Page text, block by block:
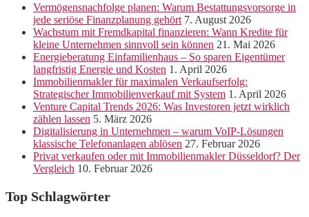
Vermögensnachfolge planen: Warum Bestattungsvorsorge in
jede seriöse Finanzplanung gehört 7. August 2026
Wachstum mit Fremdkapital finanzieren: Wann Kredite für
kleine Unternehmen sinnvoll sein können 21. Mai 2026
Energieberatung Einfamilienhaus – So sparen Eigentümer
langfristig Energie und Kosten 1. April 2026
Immobilienmakler für maximalen Verkaufserfolg:
Strategischer Immobilienverkauf mit System 1. April 2026
Venture Capital Trends 2026: Was Investoren jetzt wirklich
zählen lassen 5. März 2026
Digitalisierung in Unternehmen – warum VoIP-Lösungen
klassische Telefonanlagen ablösen 27. Februar 2026
Privat verkaufen oder mit Immobilienmakler Düsseldorf? Der
Vergleich 10. Februar 2026
Top Schlagwörter